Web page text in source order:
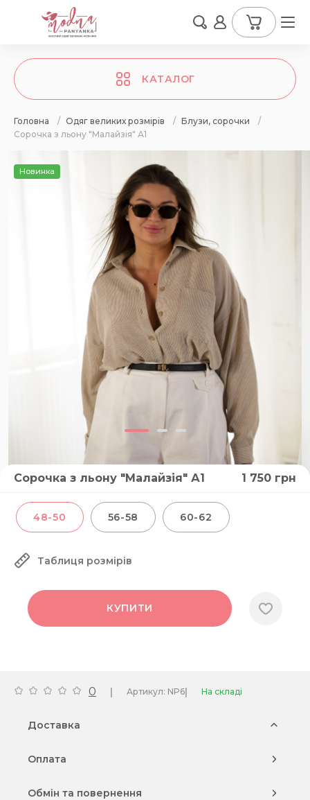
КАТАЛОГ
Головна / Одяг великих розмірів / Блузи, сорочки
/
Сорочка з льону "Малайзія" А1
Новинка
Сорочка з льону "Малайзія" А1 1 750 грн
48-50 56-58 60-62
Таблиця розмірів
КУПИТИ
0 | Артикул: NP6| На складі
Доставка
Оплата
Обмін та повернення